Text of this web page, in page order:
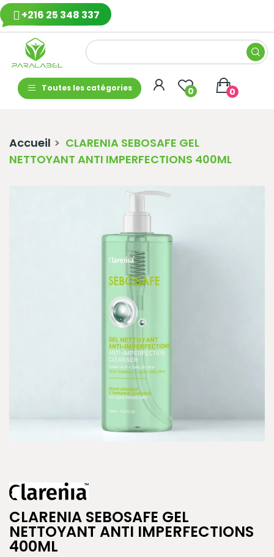
+216 25 348 337
Toutes les catégories 0 0
Accueil
CLARENIA SEBOSAFE GEL
NETTOYANT ANTI IMPERFECTIONS 400ML
CLARENIA SEBOSAFE GEL
NETTOYANT ANTI IMPERFECTIONS
400ML